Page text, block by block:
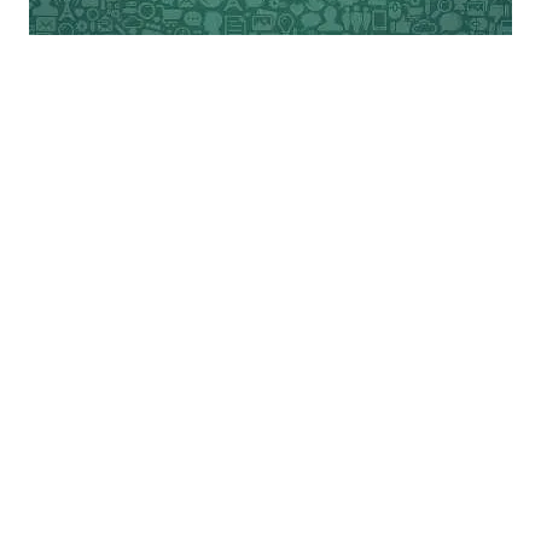
सरकारी और निजी कम्पनियों के शीर्ष नेतृत्‍व को इस